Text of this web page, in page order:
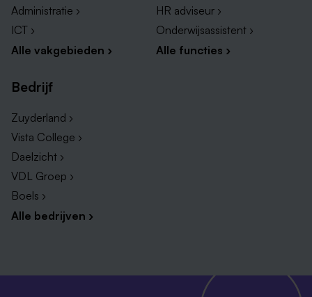
Op de grootste vacaturesite van Limburg vind je een
uitgebreid aanbod aan secretaresse vacatures. Neem
snel een kijkje en vind vandaag nog jouw nieuwe
uitdaging.
Vacatures secretaresse Heerlen
Secretaresse vacatures Maastricht
Vacatures secretaresse Roermond
Vacatures secretaresse Zuid-Limburg
Vacatures secretaresse Sittard
Administratie ›
ICT ›
Alle vakgebieden ›
HR adviseur ›
Onderwijsassistent ›
Alle functies ›
Bedrijf
Zuyderland ›
Vista College ›
Daelzicht ›
VDL Groep ›
Boels ›
Alle bedrijven ›